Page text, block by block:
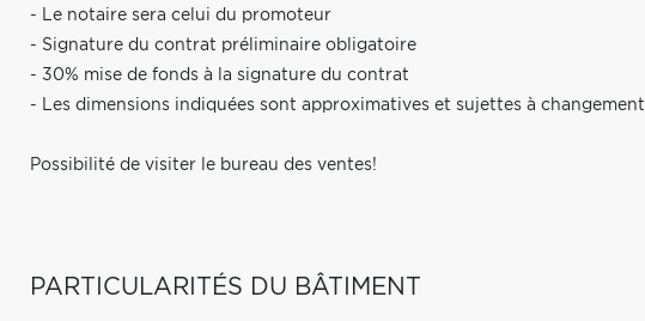
- Le notaire sera celui du promoteur
- Signature du contrat préliminaire obligatoire
- 30% mise de fonds à la signature du contrat
- Les dimensions indiquées sont approximatives et sujettes à changement.
Possibilité de visiter le bureau des ventes!
PARTICULARITÉS DU BÂTIMENT